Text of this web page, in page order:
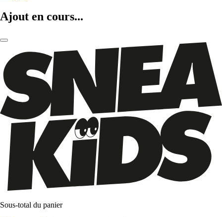
Ajout en cours...
Sous-total du panier